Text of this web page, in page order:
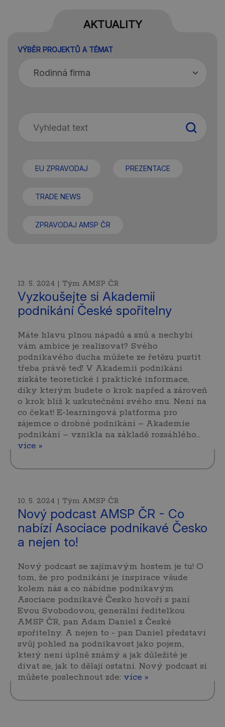
AKTUALITY
VÝBĚR PROJEKTŮ A TÉMAT
EU ZPRAVODAJ PREZENTACE
TRADE NEWS
ZPRAVODAJ AMSP ČR
13. 5. 2024 | Tým AMSP ČR
Vyzkoušejte si Akademii
podnikání České spořitelny
Máte hlavu plnou nápadů a snů a nechybí
vám ambice je realizovat? Svého
podnikavého ducha můžete ze řetězu pustit
třeba právě teď! V Akademii podnikání
získáte teoretické i praktické informace,
díky kterým budete o krok napřed a zároveň
o krok blíž k uskutečnění svého snu. Není na
co čekat! E-learningová platforma pro
zájemce o drobné podnikání – Akademie
podnikání – vznikla na základě rozsáhlého...
více »
10. 5. 2024 | Tým AMSP ČR
Nový podcast AMSP ČR - Co
nabízí Asociace podnikavé Česko
a nejen to!
Nový podcast se zajímavým hostem je tu! O
tom, že pro podnikání je inspirace všude
kolem nás a co nábídne podnikavým
Asociace podnikavé Česko hovoří s paní
Evou Svobodovou, generální ředitelkou
AMSP ČR, pan Adam Daniel z České
spořitelny. A nejen to - pan Daniel představí
svůj pohled na podnikavost jako pojem,
který není úplně známý a jak důležité je
dívat se, jak to dělají ostatní. Nový podcast si
můžete poslechnout zde: více »